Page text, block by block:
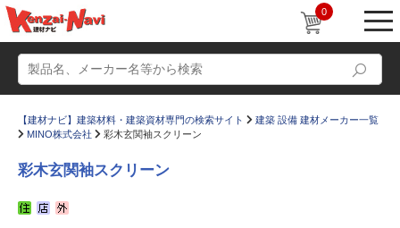
0
【建材ナビ】建築材料・建築資材専門の検索サイト
建築 設備 建材メーカー一覧
MINO株式会社
彩木玄関袖スクリーン
彩木玄関袖スクリーン